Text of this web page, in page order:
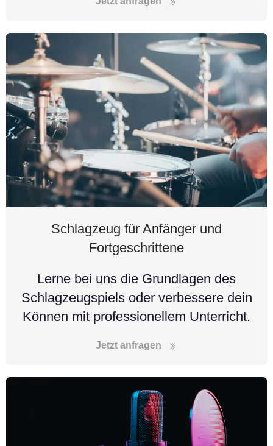
Schlagzeug für Anfänger und
Fortgeschrittene
Lerne bei uns die Grundlagen des
Schlagzeugspiels oder verbessere dein
Können mit professionellem Unterricht.
Jetzt anfragen